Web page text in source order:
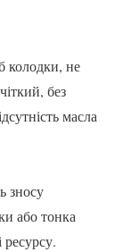
колодки, не
без
масла
зносу
або тонка